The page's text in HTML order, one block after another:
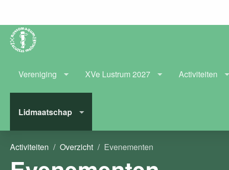
Vereniging XVe Lustrum 2027 Activiteiten
Lidmaatschap
Activiteiten Overzicht Evenementen